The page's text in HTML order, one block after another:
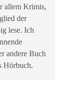
allem Krimis,
der
lese. Ich
andere Buch
Hörbuch.